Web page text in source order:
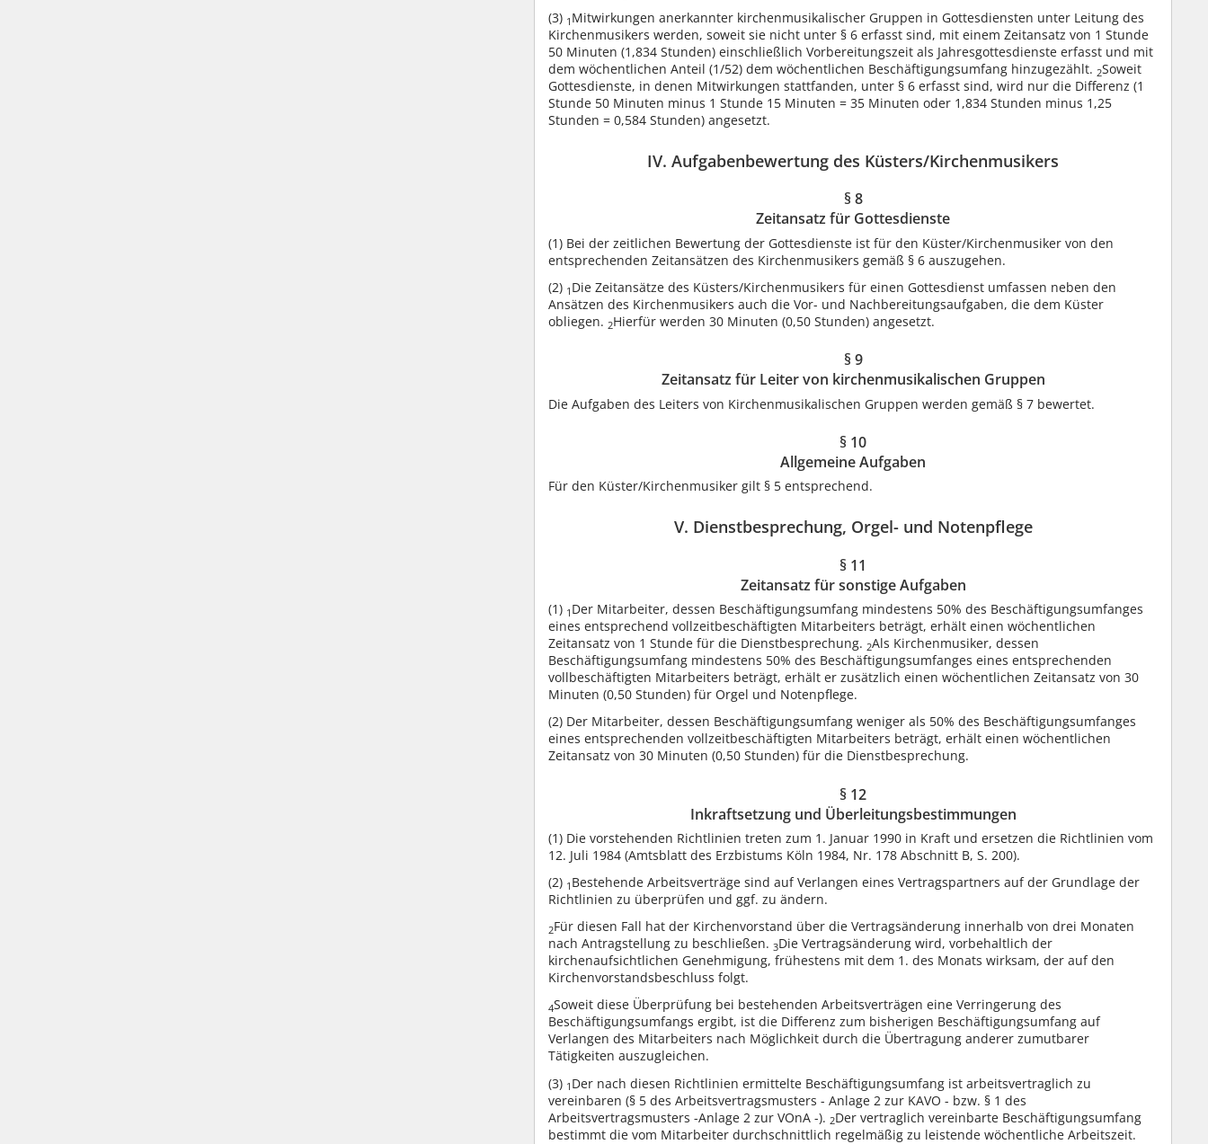
(3) 1 Mitwirkungen anerkannter kirchenmusikalischer Gruppen in Gottesdiensten unter Leitung des
Kirchenmusikers werden, soweit sie nicht unter § 6 erfasst sind, mit einem Zeitansatz von 1 Stunde
50 Minuten (1,834 Stunden) einschließlich Vorbereitungszeit als Jahresgottesdienste erfasst und mit
dem wöchentlichen Anteil (1/52) dem wöchentlichen Beschäftigungsumfang hinzugezählt. 2Soweit
Gottesdienste, in denen Mitwirkungen stattfanden, unter § 6 erfasst sind, wird nur die Differenz (1
Stunde 50 Minuten minus 1 Stunde 15 Minuten = 35 Minuten oder 1,834 Stunden minus 1,25
Stunden = 0,584 Stunden) angesetzt.
IV. Aufgabenbewertung des Küsters/Kirchenmusikers
§ 8
Zeitansatz für Gottesdienste
(1) Bei der zeitlichen Bewertung der Gottesdienste ist für den Küster/Kirchenmusiker von den
entsprechenden Zeitansätzen des Kirchenmusikers gemäß § 6 auszugehen.
(2) 1 Die Zeitansätze des Küsters/Kirchenmusikers für einen Gottesdienst umfassen neben den
Ansätzen des Kirchenmusikers auch die Vor- und Nachbereitungsaufgaben, die dem Küster
obliegen. 2Hierfür werden 30 Minuten (0,50 Stunden) angesetzt.
§ 9
Zeitansatz für Leiter von kirchenmusikalischen Gruppen
Die Aufgaben des Leiters von Kirchenmusikalischen Gruppen werden gemäß § 7 bewertet.
§ 10
Allgemeine Aufgaben
Für den Küster/Kirchenmusiker gilt § 5 entsprechend.
V. Dienstbesprechung, Orgel- und Notenpflege
§ 11
Zeitansatz für sonstige Aufgaben
(1) 1 Der Mitarbeiter, dessen Beschäftigungsumfang mindestens 50% des Beschäftigungsumfanges
eines entsprechend vollzeitbeschäftigten Mitarbeiters beträgt, erhält einen wöchentlichen
Zeitansatz von 1 Stunde für die Dienstbesprechung. 2Als Kirchenmusiker, dessen
Beschäftigungsumfang mindestens 50% des Beschäftigungsumfanges eines entsprechenden
vollbeschäftigten Mitarbeiters beträgt, erhält er zusätzlich einen wöchentlichen Zeitansatz von 30
Minuten (0,50 Stunden) für Orgel und Notenpflege.
(2) Der Mitarbeiter, dessen Beschäftigungsumfang weniger als 50% des Beschäftigungsumfanges
eines entsprechenden vollzeitbeschäftigten Mitarbeiters beträgt, erhält einen wöchentlichen
Zeitansatz von 30 Minuten (0,50 Stunden) für die Dienstbesprechung.
§ 12
Inkraftsetzung und Überleitungsbestimmungen
(1) Die vorstehenden Richtlinien treten zum 1. Januar 1990 in Kraft und ersetzen die Richtlinien vom
12. Juli 1984 (Amtsblatt des Erzbistums Köln 1984, Nr. 178 Abschnitt B, S. 200).
(2) 1 Bestehende Arbeitsverträge sind auf Verlangen eines Vertragspartners auf der Grundlage der
Richtlinien zu überprüfen und ggf. zu ändern.
2Für diesen Fall hat der Kirchenvorstand über die Vertragsänderung innerhalb von drei Monaten
nach Antragstellung zu beschließen. 3Die Vertragsänderung wird, vorbehaltlich der
kirchenaufsichtlichen Genehmigung, frühestens mit dem 1. des Monats wirksam, der auf den
Kirchenvorstandsbeschluss folgt.
4Soweit diese Überprüfung bei bestehenden Arbeitsverträgen eine Verringerung des
Beschäftigungsumfangs ergibt, ist die Differenz zum bisherigen Beschäftigungsumfang auf
Verlangen des Mitarbeiters nach Möglichkeit durch die Übertragung anderer zumutbarer
Tätigkeiten auszugleichen.
(3) 1 Der nach diesen Richtlinien ermittelte Beschäftigungsumfang ist arbeitsvertraglich zu
vereinbaren (§ 5 des Arbeitsvertragsmusters - Anlage 2 zur KAVO - bzw. § 1 des
Arbeitsvertragsmusters -Anlage 2 zur VOnA -). 2Der vertraglich vereinbarte Beschäftigungsumfang
bestimmt die vom Mitarbeiter durchschnittlich regelmäßig zu leistende wöchentliche Arbeitszeit.